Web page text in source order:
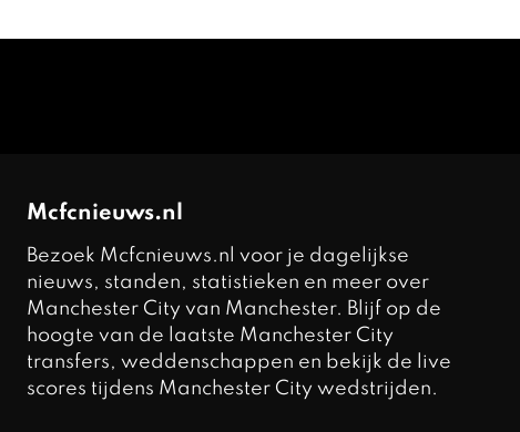
Mcfcnieuws.nl
Bezoek Mcfcnieuws.nl voor je dagelijkse
nieuws, standen, statistieken en meer over
Manchester City van Manchester. Blijf op de
hoogte van de laatste Manchester City
transfers, weddenschappen en bekijk de live
scores tijdens Manchester City wedstrijden.